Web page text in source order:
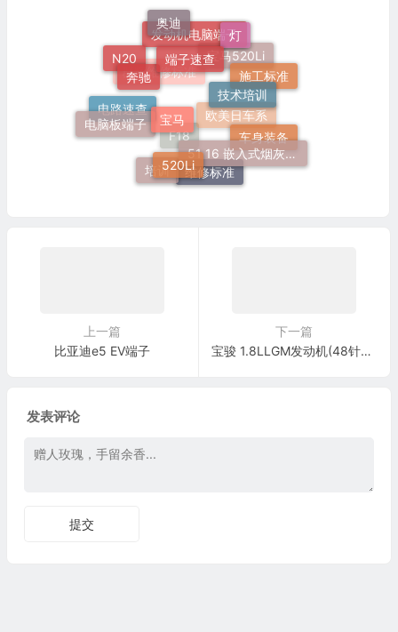
群辉维修标准
发动机电脑端子
宝马520Li
欧美日车系
F18
电路速查
N20
奥迪
灯
施工标准
车身装备
维修标准
培训
电脑板端子
奔驰
端子速查
技术培训
51 16 嵌入式烟灰缸托架
520Li
上一篇
比亚迪e5 EV端子
下一篇
宝骏 1.8LLGM发动机(48针+64针)端子
发表评论